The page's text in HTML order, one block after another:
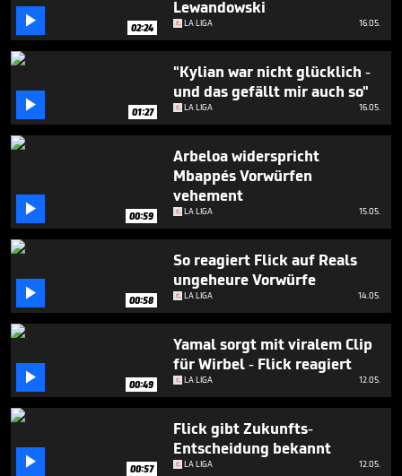
3
minutes,
30
seconds
 02:24
Lewandowski
LA LIGA 16.05.
 01:27
"Kylian war nicht glücklich -
und das gefällt mir auch so"
LA LIGA 16.05.
 00:59
Arbeloa widerspricht
Mbappés Vorwürfen
vehement
LA LIGA 15.05.
 00:58
So reagiert Flick auf Reals
ungeheure Vorwürfe
LA LIGA 14.05.
 00:49
Yamal sorgt mit viralem Clip
für Wirbel - Flick reagiert
LA LIGA 12.05.
 00:57
Flick gibt Zukunfts-
Entscheidung bekannt
LA LIGA 12.05.